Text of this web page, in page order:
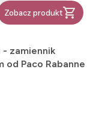
Zobacz produkt
- zamiennik
od Paco Rabanne